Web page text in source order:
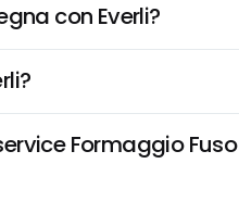
con Everli?
Formaggio